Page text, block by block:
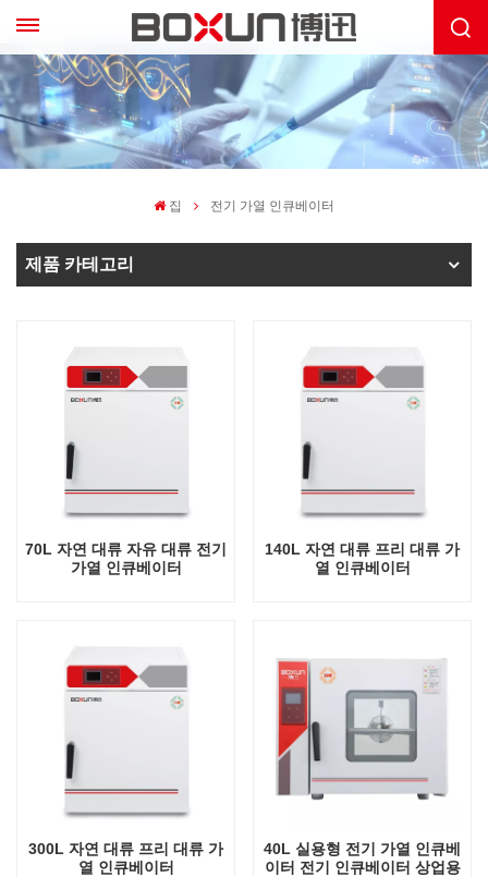
집 전기 가열 인큐베이터
제품 카테고리
70L 자연 대류 자유 대류 전기
가열 인큐베이터
140L 자연 대류 프리 대류 가
열 인큐베이터
300L 자연 대류 프리 대류 가
열 인큐베이터
40L 실용형 전기 가열 인큐베
이터 전기 인큐베이터 상업용